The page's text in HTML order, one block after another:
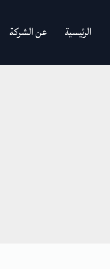
الرئيسية عن الشركة